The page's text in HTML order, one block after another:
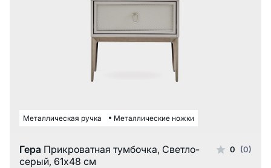
Металлическая ручка Металлические ножки
Гера Прикроватная тумбочка, Светло-
серый, 61x48 см
0 (0)